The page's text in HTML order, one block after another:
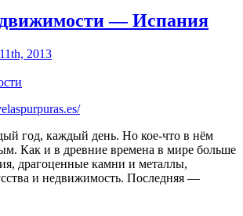
— Испания
2013
год, каждый день. Но кое-что в нём
Как и в древние времена в мире больше
драгоценные камни и металлы,
и недвижимость. Последняя —